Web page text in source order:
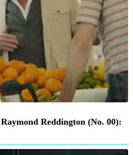
Reddington (No. 00):